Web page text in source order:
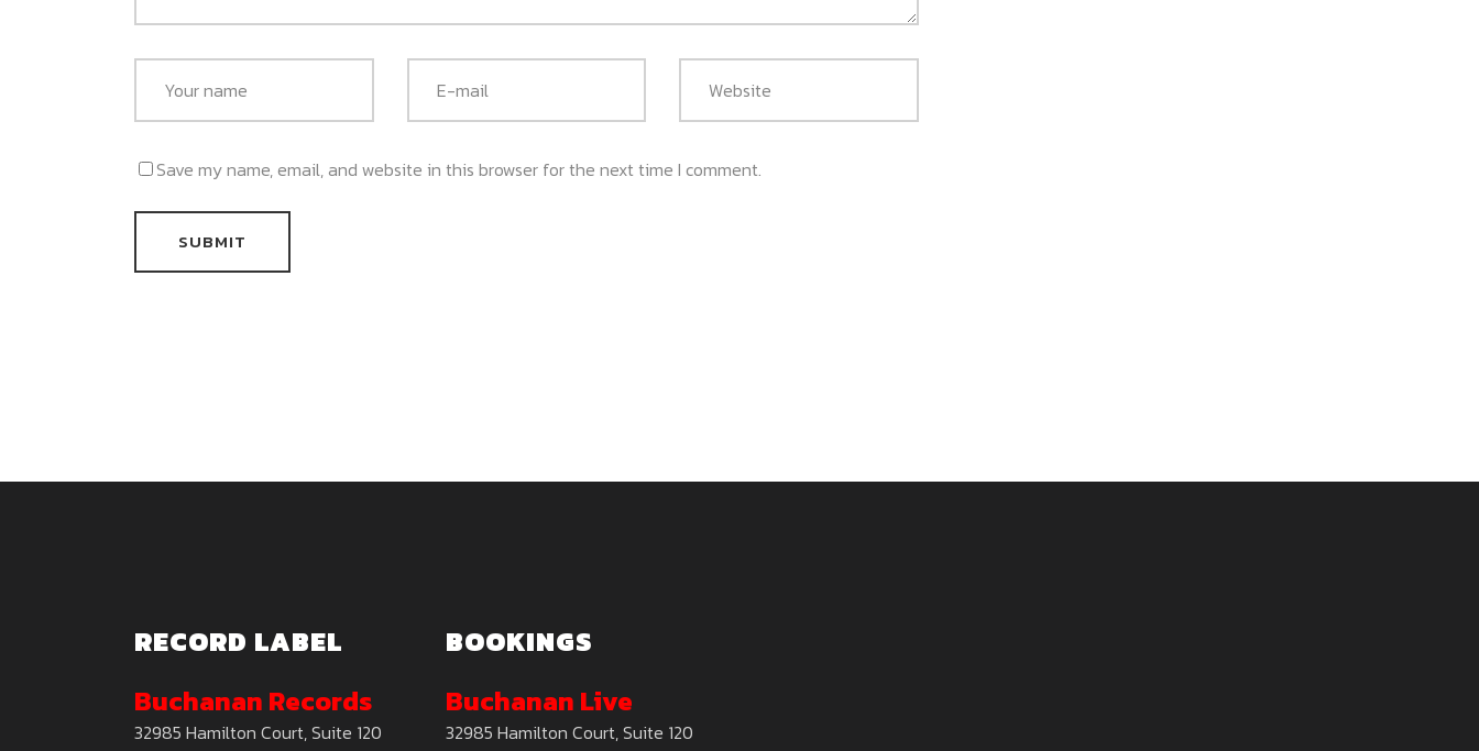
Save my name, email, and website in this browser for the next time I comment.
RECORD LABEL
Buchanan Records
32985 Hamilton Court, Suite 120
BOOKINGS
Buchanan Live
32985 Hamilton Court, Suite 120